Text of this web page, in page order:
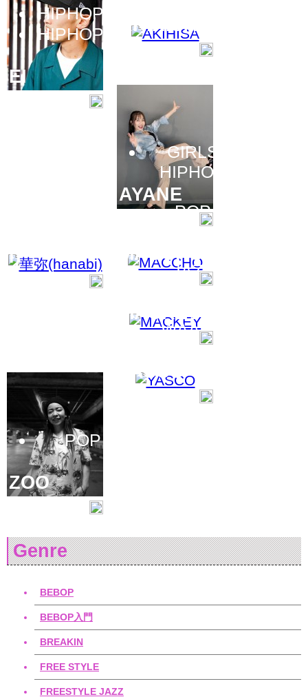
HIPHOP
HIPHOP
EI
AKIHISA
GIRLS
HIPHOP
AYANE
i)
POP
MACCHO
JAZZ
HIPHOP
MACKEY
POP
ZOO
WAACK
YASCO
Genre
BEBOP
BEBOP入門
BREAKIN
FREE STYLE
FREESTYLE JAZZ